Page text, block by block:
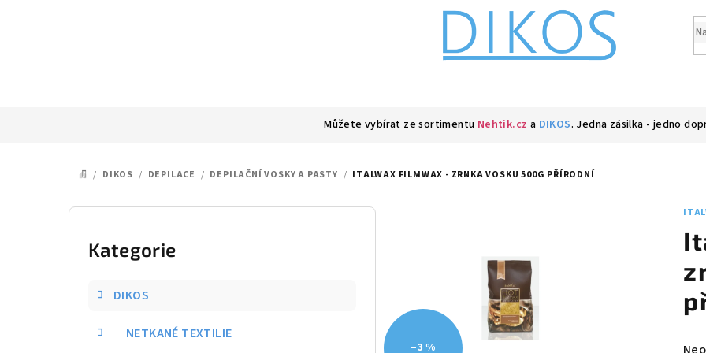
Můžete vybírat ze sortimentu Nehtik.cz a DIKOS. Jedna zásilka - jedno
DOMŮ
/ DIKOS / DEPILACE / DEPILAČNÍ VOSKY A PASTY / ITALWAX FILMWAX - ZRNKA VOSKU 500G PŘÍRODNÍ
P
Přeskočit
kategorie
Kategorie
DIKOS
NETKANÉ TEXTILIE
–3 %